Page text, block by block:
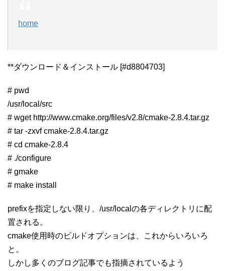
home
**ダウンロード＆インストール [#d8804703]
# pwd
/usr/local/src
# wget http://www.cmake.org/files/v2.8/cmake-2.8.4.tar.gz
# tar -zxvf cmake-2.8.4.tar.gz
# cd cmake-2.8.4
# ./configure
# gmake
# make install
prefixを指定しない限り、/usr/localの各ディレクトリに配
置される。
cmake使用時のビルドオプションは、これからいろいろ
と。
しかし多くのブログ記事でも指摘されているよう